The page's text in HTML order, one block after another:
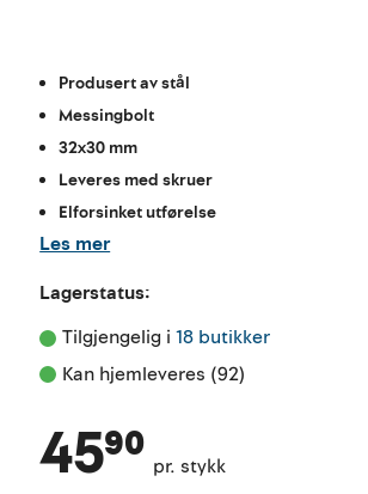
Produsert av stål
Messingbolt
32x30 mm
Leveres med skruer
Elforsinket utførelse
Les mer
Lagerstatus:
Tilgjengelig i 18 butikker
Kan hjemleveres (92)
45⁹⁰ pr. stykk